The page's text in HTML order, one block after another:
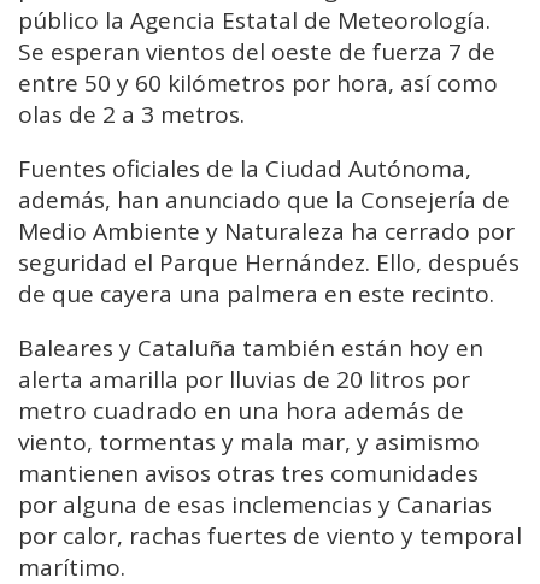
público la Agencia Estatal de Meteorología.
Se esperan vientos del oeste de fuerza 7 de
entre 50 y 60 kilómetros por hora, así como
olas de 2 a 3 metros.
Fuentes oficiales de la Ciudad Autónoma,
además, han anunciado que la Consejería de
Medio Ambiente y Naturaleza ha cerrado por
seguridad el Parque Hernández. Ello, después
de que cayera una palmera en este recinto.
Baleares y Cataluña también están hoy en
alerta amarilla por lluvias de 20 litros por
metro cuadrado en una hora además de
viento, tormentas y mala mar, y asimismo
mantienen avisos otras tres comunidades
por alguna de esas inclemencias y Canarias
por calor, rachas fuertes de viento y temporal
marítimo.